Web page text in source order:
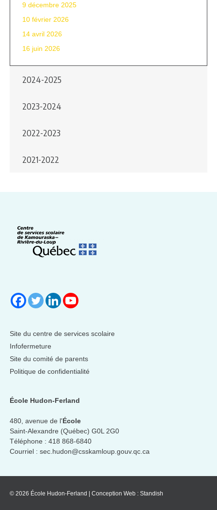
9 décembre 2025
10 février 2026
14 avril 2026
16 juin 2026
2024-2025
2023-2024
2022-2023
2021-2022
Site du centre de services scolaire
Infofermeture
Site du comité de parents
Politique de confidentialité
École Hudon-Ferland
480, avenue de l'École
Saint-Alexandre (Québec) G0L 2G0
Téléphone : 418 868-6840
Courriel : sec.hudon@csskamloup.gouv.qc.ca
© 2026 École Hudon-Ferland Conception Web : Standish